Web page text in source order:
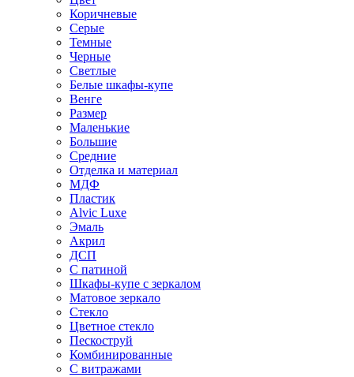
Коричневые
Серые
Темные
Черные
Светлые
Белые шкафы-купе
Венге
Размер
Маленькие
Большие
Средние
Отделка и материал
МДФ
Пластик
Alvic Luxe
Эмаль
Акрил
ДСП
С патиной
Шкафы-купе с зеркалом
Матовое зеркало
Стекло
Цветное стекло
Пескоструй
Комбинированные
С витражами